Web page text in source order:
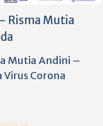
Risma Mutia
Mutia Andini –
Corona